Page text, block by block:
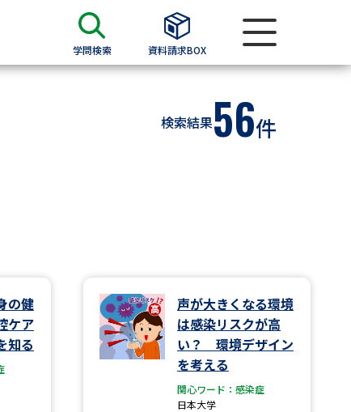
学問検索 資料請求BOX
留学・進学関連、塾・予備校
求
高等学校卒業程度認定試験
検索結果56件
の健
ケア
知る
声が大きくなる環境
は感染リスクが高
い？ 環境デザイン
を考える
関心ワード：感染症
日本大学